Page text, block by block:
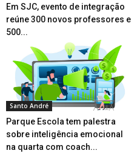
Em SJC, evento de integração
reúne 300 novos professores e
500...
Santo André
Parque Escola tem palestra
sobre inteligência emocional
na quarta com coach...